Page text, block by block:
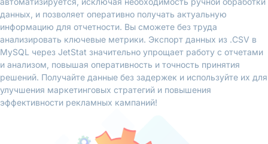
данных, и позволяет оперативно получать актуальную
информацию для отчетности. Вы сможете без труда
анализировать ключевые метрики. Экспорт данных из .CSV в
MySQL через JetStat значительно упрощает работу с отчетами
и анализом, повышая оперативность и точность принятия
решений. Получайте данные без задержек и используйте их для
улучшения маркетинговых стратегий и повышения
эффективности рекламных кампаний!